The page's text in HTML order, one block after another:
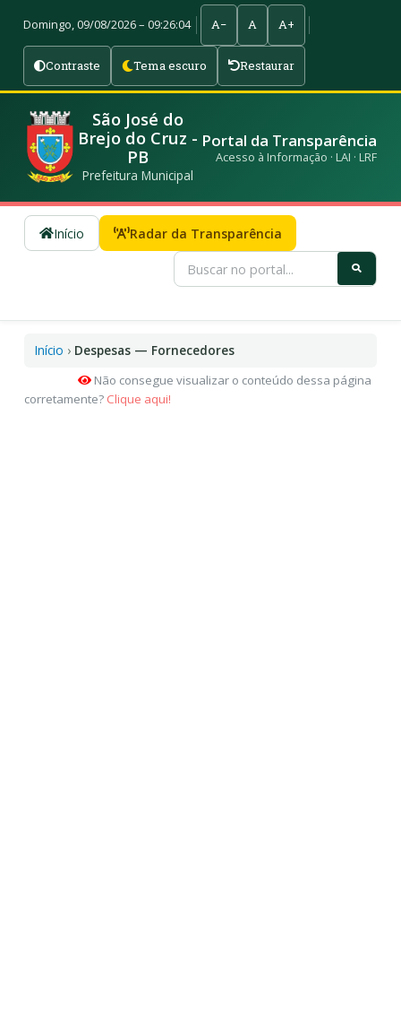
Domingo, 09/08/2026 – 09:26:05 A− A A+
Contraste Tema escuro Restaurar
São José do
Brejo do Cruz -
PB
Prefeitura Municipal
Portal da Transparência
Acesso à Informação · LAI · LRF
Início Radar da Transparência
Início › Despesas — Fornecedores
Não consegue visualizar o conteúdo dessa página
corretamente? Clique aqui!